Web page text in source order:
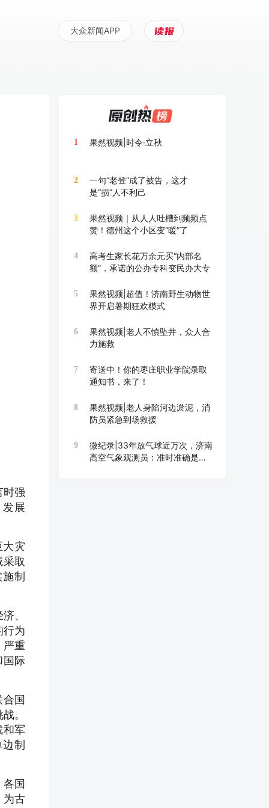
大众新闻APP
时强
展
灾
取
制
、
行为
严重
国际
国
。
和军
制
国
为古
1 果然视频|时令·立秋
2
一句“老登”成了被告，这才
是“损”人不利己
3
果然视频｜从人人吐槽到频频点
赞！德州这个小区变“暖”了
4
高考生家长花万余元买“内部名
额”，承诺的公办专科变民办大专
5
果然视频|超值！济南野生动物世
界开启暑期狂欢模式
6
果然视频|老人不慎坠井，众人合
力施救
7
寄送中！你的枣庄职业学院录取
通知书，来了！
8
果然视频|老人身陷河边淤泥，消
防员紧急到场救援
9
微纪录|33年放气球近万次，济南
高空气象观测员：准时准确是底